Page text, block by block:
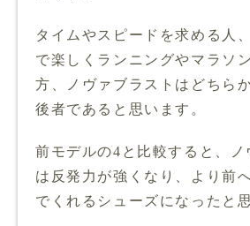
タイムやスピードを求める人
で楽しくランニングやマラソ
方、ノヴァブラストはどちら
後者であると思います。
前モデルの4と比較すると、ノ
は反発力が強くなり、より前
でくれるシューズになったと